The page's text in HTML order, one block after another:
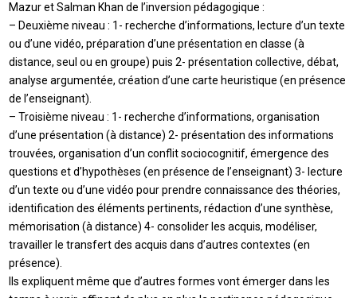
Mazur et Salman Khan de l’inversion pédagogique :
– Deuxième niveau : 1- recherche d’informations, lecture d’un texte
ou d’une vidéo, préparation d’une présentation en classe (à
distance, seul ou en groupe) puis 2- présentation collective, débat,
analyse argumentée, création d’une carte heuristique (en présence
de l’enseignant).
– Troisième niveau : 1- recherche d’informations, organisation
d’une présentation (à distance) 2- présentation des informations
trouvées, organisation d’un conflit sociocognitif, émergence des
questions et d’hypothèses (en présence de l’enseignant) 3- lecture
d’un texte ou d’une vidéo pour prendre connaissance des théories,
identification des éléments pertinents, rédaction d’une synthèse,
mémorisation (à distance) 4- consolider les acquis, modéliser,
travailler le transfert des acquis dans d’autres contextes (en
présence).
Ils expliquent même que d’autres formes vont émerger dans les